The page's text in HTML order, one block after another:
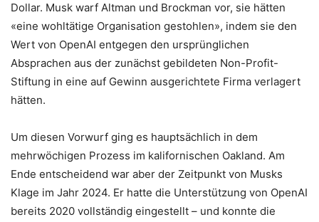
Dollar. Musk warf Altman und Brockman vor, sie hätten
«eine wohltätige Organisation gestohlen», indem sie den
Wert von OpenAI entgegen den ursprünglichen
Absprachen aus der zunächst gebildeten Non-Profit-
Stiftung in eine auf Gewinn ausgerichtete Firma verlagert
hätten.
Um diesen Vorwurf ging es hauptsächlich in dem
mehrwöchigen Prozess im kalifornischen Oakland. Am
Ende entscheidend war aber der Zeitpunkt von Musks
Klage im Jahr 2024. Er hatte die Unterstützung von OpenAI
bereits 2020 vollständig eingestellt – und konnte die